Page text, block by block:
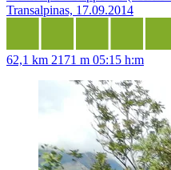
Transalpinas, 17.09.2014
62,1 km 2171 m 05:15 h:m